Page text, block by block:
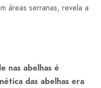
áreas serranas, revela a
nas abelhas é
das abelhas era